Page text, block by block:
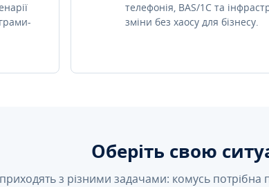
телефонія, BAS/1C та
зміни без хаосу для бізнесу.
Оберіть свою
з різними задачами: комусь потрібна